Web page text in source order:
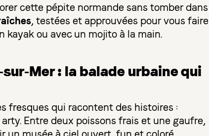
cette pépite normande sans tomber dans
, testées et approuvées pour vous faire
kayak ou avec un mojito à la main.
Mer : la balade urbaine qui
fresques qui racontent des histoires :
Entre deux poissons frais et une gaufre,